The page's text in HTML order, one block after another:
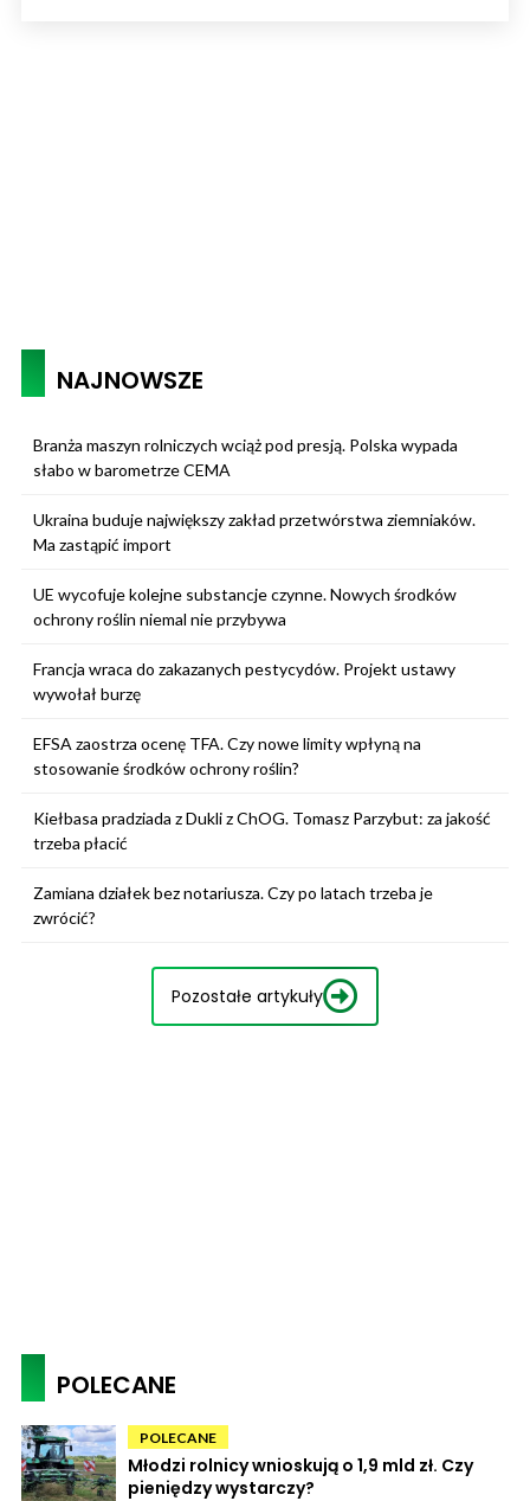
NAJNOWSZE
Branża maszyn rolniczych wciąż pod presją. Polska wypada
słabo w barometrze CEMA
Ukraina buduje największy zakład przetwórstwa ziemniaków.
Ma zastąpić import
UE wycofuje kolejne substancje czynne. Nowych środków
ochrony roślin niemal nie przybywa
Francja wraca do zakazanych pestycydów. Projekt ustawy
wywołał burzę
EFSA zaostrza ocenę TFA. Czy nowe limity wpłyną na
stosowanie środków ochrony roślin?
Kiełbasa pradziada z Dukli z ChOG. Tomasz Parzybut: za jakość
trzeba płacić
Zamiana działek bez notariusza. Czy po latach trzeba je
zwrócić?
Pozostałe artykuły
POLECANE
POLECANE
Młodzi rolnicy wnioskują o 1,9 mld zł. Czy
pieniędzy wystarczy?